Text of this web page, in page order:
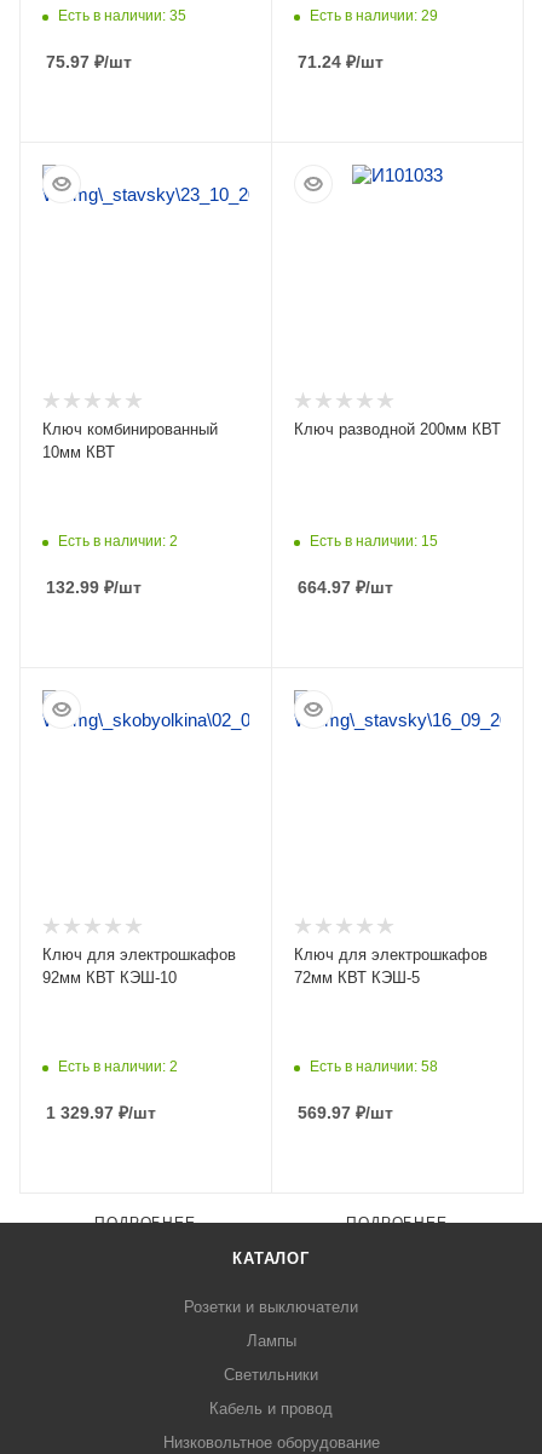
Есть в наличии: 35
75.97 ₽/шт
Есть в наличии: 29
71.24 ₽/шт
ПОДРОБНЕЕ
Ключ комбинированный
10мм КВТ
Есть в наличии: 2
132.99 ₽/шт
Ключ разводной 200мм КВТ
Есть в наличии: 15
664.97 ₽/шт
Ключ для электрошкафов
92мм КВТ КЭШ-10
Есть в наличии: 2
1 329.97 ₽/шт
ПОДРОБНЕЕ
Ключ для электрошкафов
72мм КВТ КЭШ-5
Есть в наличии: 58
569.97 ₽/шт
ПОДРОБНЕЕ
КАТАЛОГ
Розетки и выключатели
Лампы
Светильники
Кабель и провод
Низковольтное оборудование